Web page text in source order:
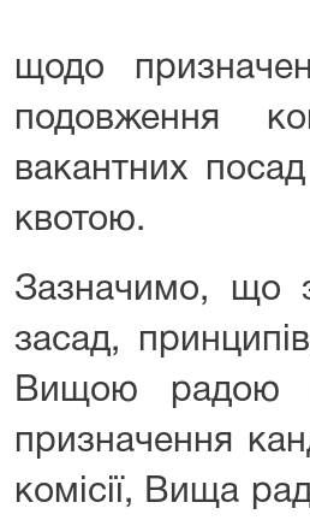
щодо
подовження
вакантних
квотою.
Зазначимо, що
засад,
Вищою радою
призначення
комісії, Вища